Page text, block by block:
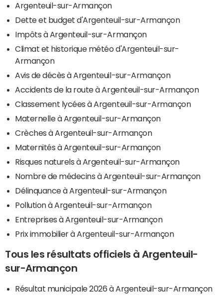
Argenteuil-sur-Armançon
Dette et budget d'Argenteuil-sur-Armançon
Impôts à Argenteuil-sur-Armançon
Climat et historique météo d'Argenteuil-sur-
Armançon
Avis de décès à Argenteuil-sur-Armançon
Accidents de la route à Argenteuil-sur-Armançon
Classement lycées à Argenteuil-sur-Armançon
Maternelle à Argenteuil-sur-Armançon
Crèches à Argenteuil-sur-Armançon
Maternités à Argenteuil-sur-Armançon
Risques naturels à Argenteuil-sur-Armançon
Nombre de médecins à Argenteuil-sur-Armançon
Délinquance à Argenteuil-sur-Armançon
Pollution à Argenteuil-sur-Armançon
Entreprises à Argenteuil-sur-Armançon
Prix immobilier à Argenteuil-sur-Armançon
Tous les résultats officiels à Argenteuil-
sur-Armançon
Résultat municipale 2026 à Argenteuil-sur-Armançon